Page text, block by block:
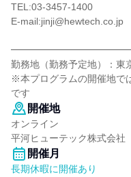
TEL:03-3457-1400
E-mail:jinji@hewtech.co.jp
勤務地（勤務予定地）：東
※本プログラムの開催地で
です
開催地
オンライン
平河ヒューテック株式会社
開催月
長期休暇に開催あり